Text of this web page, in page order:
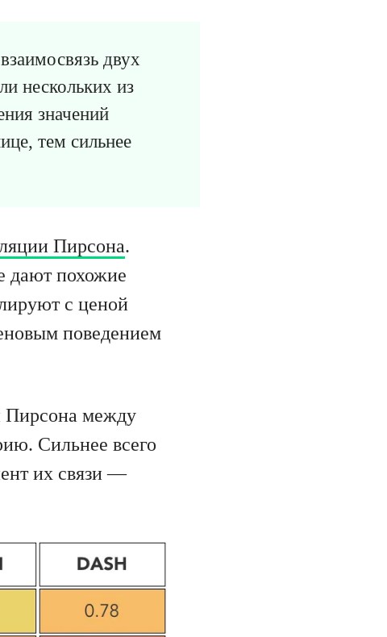
двух
нескольких из
значений
тем сильнее
Пирсона.
дают похожие
с ценой
поведением
Пирсона между
Сильнее всего
их связи —